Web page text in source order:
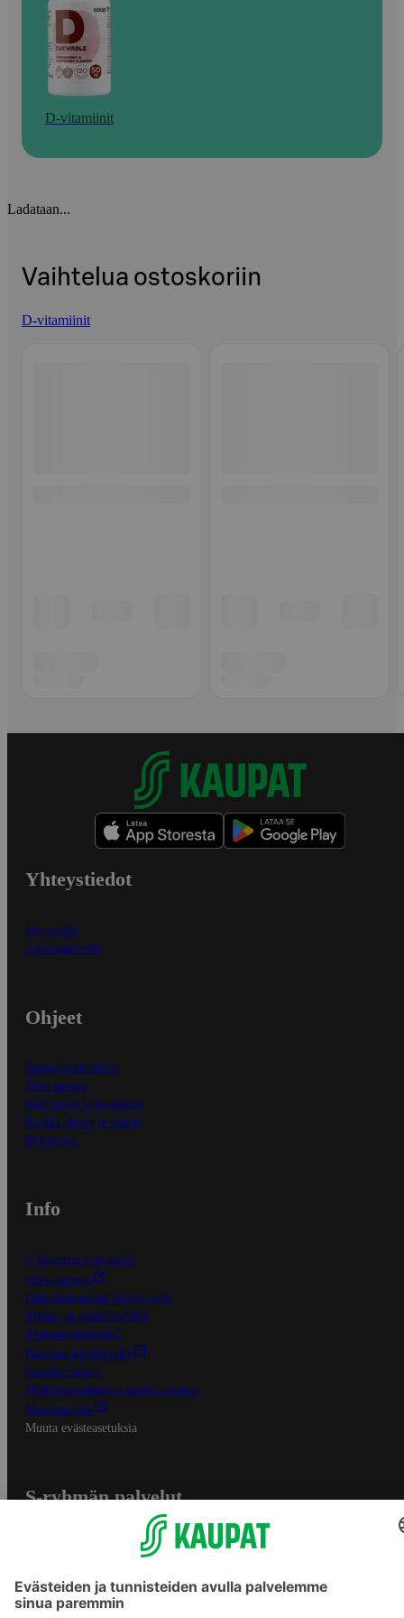
D-vitamiinit
Ladataan...
Vaihtelua ostoskoriin
D-vitamiinit
Yhteystiedot
Myymälät
Asiakaspalvelu
Ohjeet
Ensitilaajan ohjeet
Näin maksat
Näin tilaat ja muokkaat
Kaikki ohjeet ja vinkit
In English
Info
S-Business yrityksille
Oiva-raportit
Osuuskauppojen yhteystiedot
Tilaus- ja toimitusehdot
Tietosuojakäytäntö
Palvelun käyttöehdot
Saavutettavuus
Mobiilisovelluksen saavutettavuus
Mainostajalle
Muuta evästeasetuksia
S-ryhmän palvelut
Yhteishyvä Ruoka -sovellus
S-ostoslista -sovellus